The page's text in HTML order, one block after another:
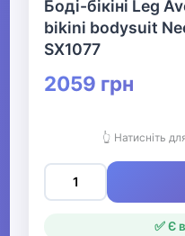
Боді-бікіні Leg
bikini bodysuit
SX1077
2059 грн
👆 Натисніть
✅ Є